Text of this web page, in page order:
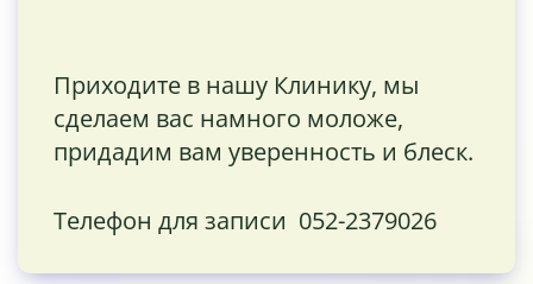
Приходите в нашу Клинику, мы
сделаем вас намного моложе,
придадим вам уверенность и блеск.
Телефон для записи 052-2379026